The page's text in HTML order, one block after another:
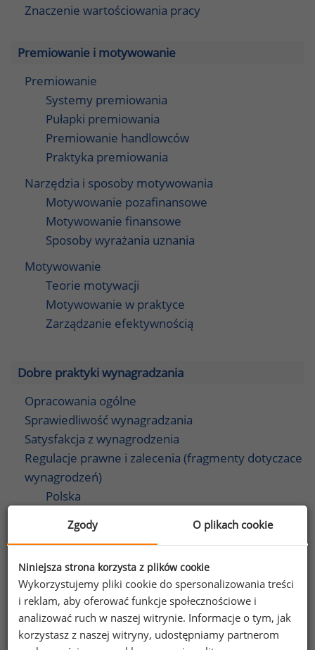
Znaczenie wartościowania pracy
Premiowanie i motywowanie
Premiowanie
Systemy premiowania
Pułapki premiowania
Premiowanie handlowców
Praktyka premiowania
Narzędzia i sposoby motywowania
Motywowanie pozafinansowe
Motywowanie finansowe
Sposoby wyrażania uznania
Motywowanie
Teorie motywacji
Motywowanie w praktyce
Zarządzanie efektywnością
Dobre praktyki wynagradzania
Opracowania ogólne
Sprawiedliwość wynagradzania
Satysfakcja z wynagrodzenia
Regulacje prawne i zalecenia (fragmenty dotyczace
wynagrodzeń)
Polska
Organizacje międzynarodowe
menedżerów
Benefity
Zgody O plikach cookie
Niniejsza strona korzysta z plików cookie
Wykorzystujemy pliki cookie do spersonalizowania treści
i reklam, aby oferować funkcje społecznościowe i
analizować ruch w naszej witrynie. Informacje o tym, jak
korzystasz z naszej witryny, udostępniamy partnerom